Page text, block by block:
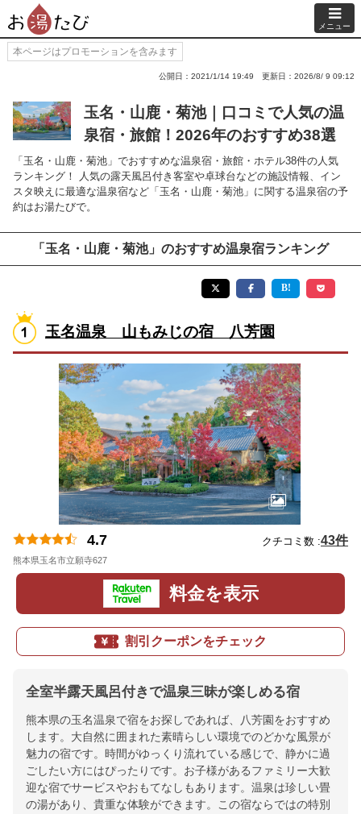
メニュー
本ページはプロモーションを含みます
公開日：2021/1/14 19:49 更新日：2026/8/ 9 09:12
玉名・山鹿・菊池｜口コミで人気の温
泉宿・旅館！2026年のおすすめ38選
「玉名・山鹿・菊池」でおすすめな温泉宿・旅館・ホテル38件の人気
ランキング！ 人気の露天風呂付き客室や卓球台などの施設情報、イン
スタ映えに最適な温泉宿など「玉名・山鹿・菊池」に関する温泉宿の予
約はお湯たびで。
「玉名・山鹿・菊池」のおすすめ温泉宿ランキング
玉名温泉 山もみじの宿 八芳園
4.7 クチコミ数 :43件
熊本県玉名市立願寺627
料金を表示
割引クーポンをチェック
全室半露天風呂付きで温泉三昧が楽しめる宿
熊本県の玉名温泉で宿をお探しであれば、八芳園をおすすめ
します。大自然に囲まれた素晴らしい環境でのどかな風景が
魅力の宿です。時間がゆっくり流れている感じで、静かに過
ごしたい方にはぴったりです。お子様があるファミリー大歓
迎な宿でサービスやおもてなしもあります。温泉は珍しい畳
の湯があり、貴重な体験ができます。この宿ならではの特別